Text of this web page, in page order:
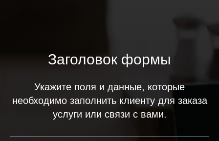
Заголовок формы
Укажите поля и данные, которые
необходимо заполнить клиенту для заказа
услуги или связи с вами.